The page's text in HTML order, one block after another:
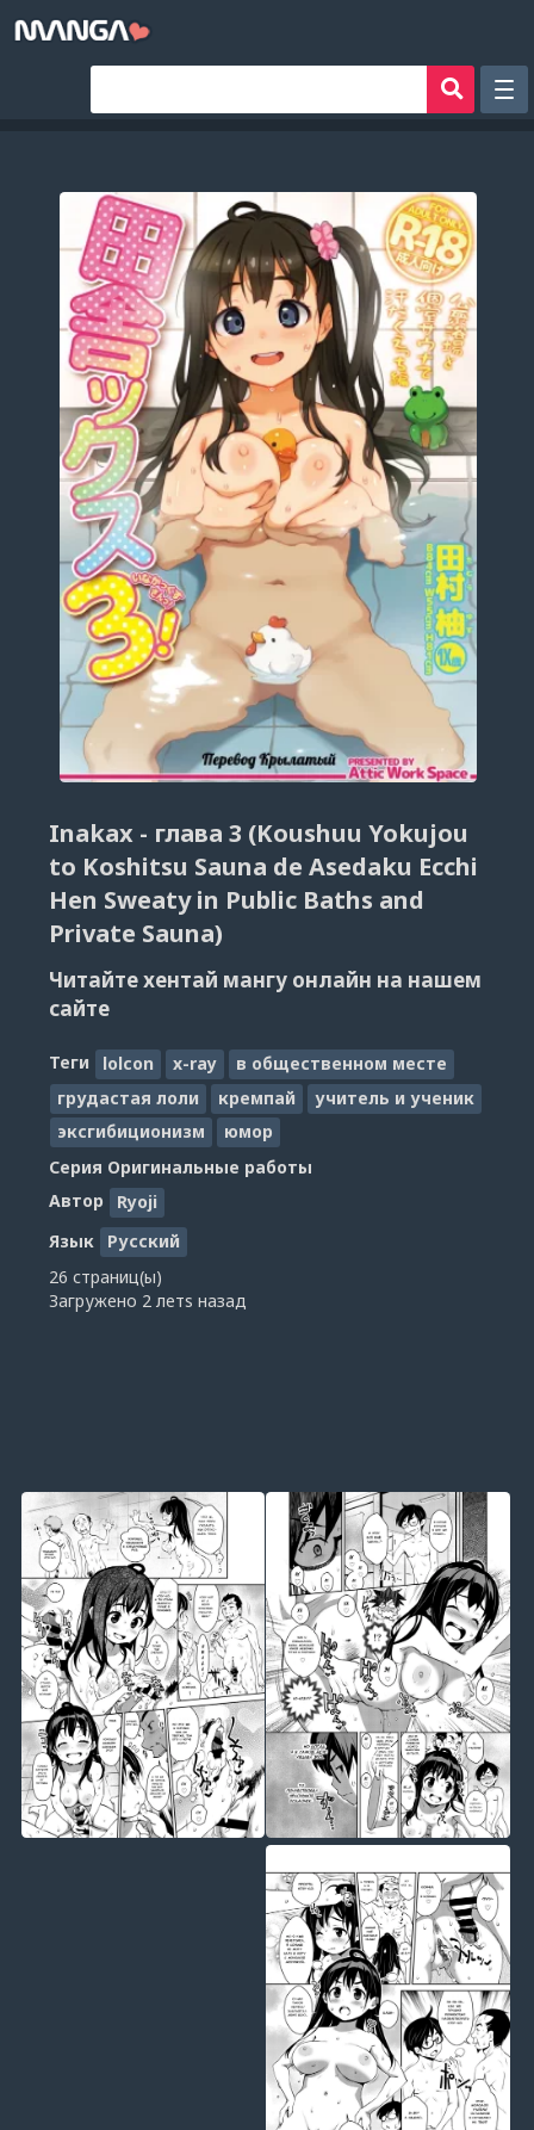
Авторы
Аниме хентай
Сборники манги
Sign in
Register
Inakax - глава 3 (Koushuu Yokujou
to Koshitsu Sauna de Asedaku Ecchi
Hen Sweaty in Public Baths and
Private Sauna)
Читайте хентай мангу онлайн на нашем
сайте
Теги lolcon x-ray
в общественном месте
грудастая лоли
кремпай
учитель и ученик
эксгибиционизм
юмор
Серия Оригинальные работы
Автор
Ryoji
Язык
Русский
26 страниц(ы)
Загружено 2 летs назад